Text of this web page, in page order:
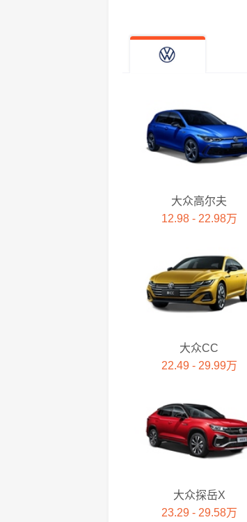
大众高尔夫
12.98 - 22.98万
大众CC
22.49 - 29.99万
大众探岳X
23.29 - 29.58万